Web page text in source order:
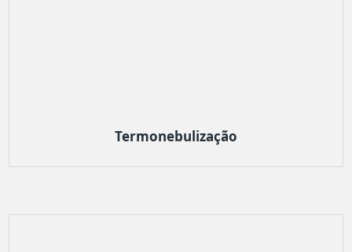
Termonebulização